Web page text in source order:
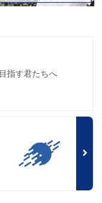
指す君たちへ